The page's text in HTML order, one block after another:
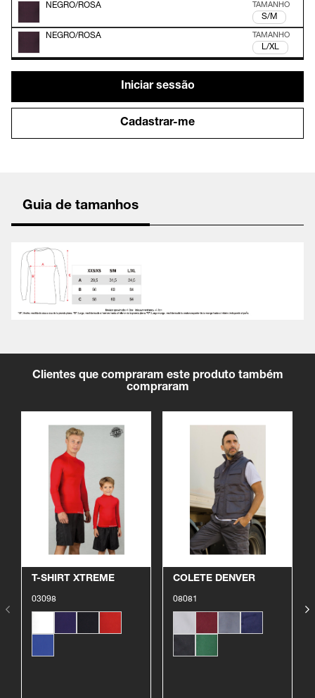
NEGRO/ROSA
S/M
NEGRO/ROSA
L/XL
Iniciar sessão
Cadastrar-me
Guia de tamanhos
Clientes que compraram este produto também
compraram
Ver produto
T-SHIRT XTREME
03098
Ver produto
COLETE DENVER
08081